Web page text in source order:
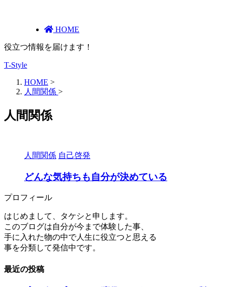
HOME
役立つ情報を届けます！
T-Style
HOME >
人間関係 >
人間関係
人間関係 自己啓発
どんな気持ちも自分が決めている
プロフィール
はじめまして、タケシと申します。
このブログは自分が今まで体験した事、
手に入れた物の中で人生に役立つと思える
事を分類して発信中です。
最近の投稿